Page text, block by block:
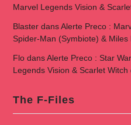
Marvel Legends Vision &
BlasterdansAlerte Preco :
Spider-Man (Symbiote) &
FlodansAlerte Preco : Star
Legends Vision & Scarlet
The F-Files